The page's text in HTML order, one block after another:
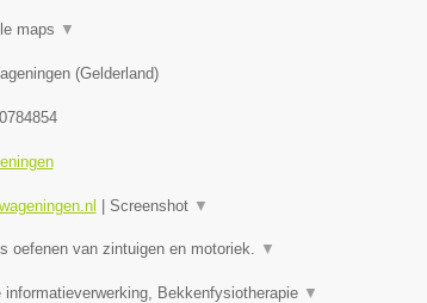
maps ▼
(Gelderland)
Screenshot ▼
oefenen van zintuigen en motoriek. ▼
Bekkenfysiotherapie ▼